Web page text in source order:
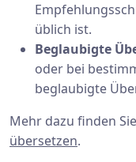
üblich ist.
Beglaubigte
oder bei
beglaubigte
Mehr dazu finden
übersetzen.